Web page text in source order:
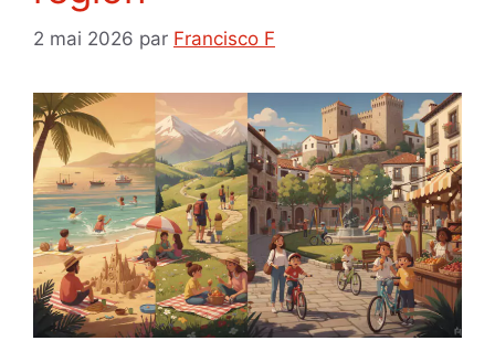
2 mai 2026 par Francisco F